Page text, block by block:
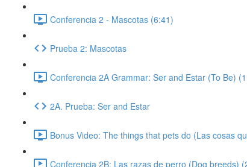
Conferencia 2 - Mascotas (6:41)
Prueba 2: Mascotas
Conferencia 2A Grammar: Ser and Estar (To Be)
2A. Prueba: Ser and Estar
Bonus Video: The things that pets do (Las cosas
Conferencia 2B: Las razas de perro (Dog breeds)